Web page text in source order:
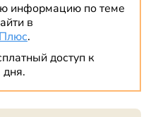
информацию по теме
в
.
доступ к
дня.